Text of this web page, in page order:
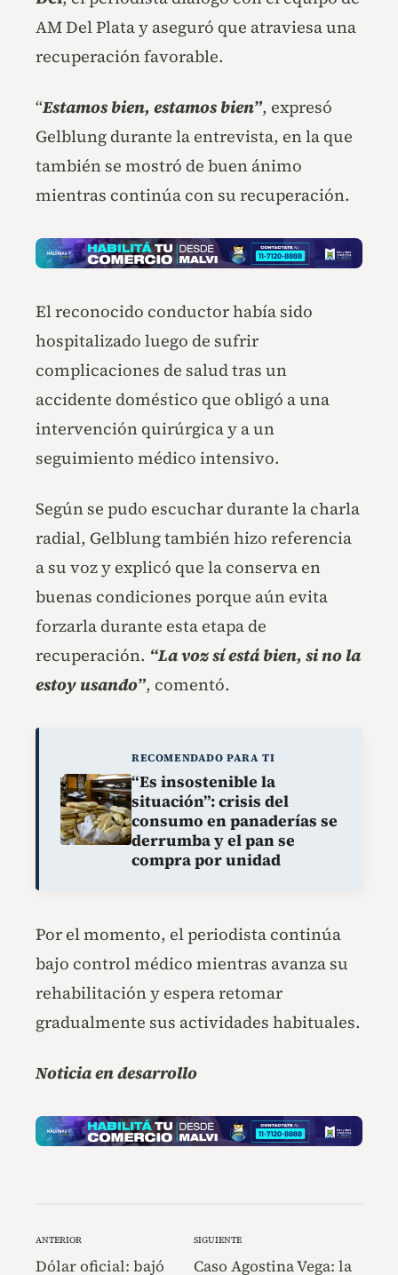
AM Del Plata y aseguró que atraviesa una
recuperación favorable.
“Estamos bien, estamos bien”, expresó
Gelblung durante la entrevista, en la que
también se mostró de buen ánimo
mientras continúa con su recuperación.
El reconocido conductor había sido
hospitalizado luego de sufrir
complicaciones de salud tras un
accidente doméstico que obligó a una
intervención quirúrgica y a un
seguimiento médico intensivo.
Según se pudo escuchar durante la charla
radial, Gelblung también hizo referencia
a su voz y explicó que la conserva en
buenas condiciones porque aún evita
forzarla durante esta etapa de
recuperación. “La voz sí está bien, si no la
estoy usando”, comentó.
RECOMENDADO PARA TI
“Es insostenible la
situación”: crisis del
consumo en panaderías se
derrumba y el pan se
compra por unidad
Por el momento, el periodista continúa
bajo control médico mientras avanza su
rehabilitación y espera retomar
gradualmente sus actividades habituales.
Noticia en desarrollo
ANTERIOR
Dólar oficial: bajó
SIGUIENTE
Caso Agostina Vega: la